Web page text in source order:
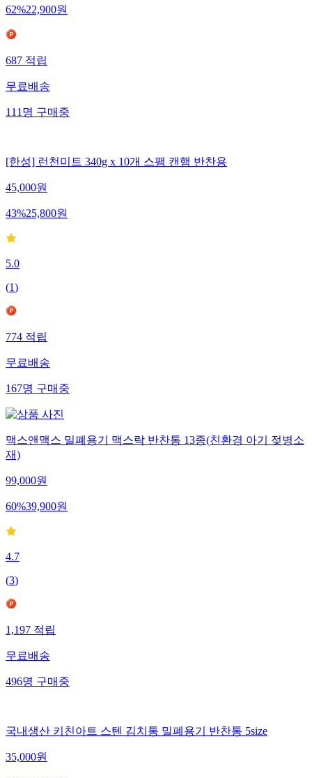
62%22,900원
687 적립
무료배송
111 명 구매중
[한성] 런천미트 340g x 10개 스팸 캔햄 반찬용
45,000원
43%25,800원
5.0
(1)
774 적립
무료배송
167명 구매중
맥스앤맥스 밀폐용기 맥스락 반찬통 13종(친환경 아기 젖병소
재)
99,000원
60%39,900원
4.7
(3)
1,197 적립
무료배송
496명 구매중
국내생산 키친아트 스텐 김치통 밀폐용기 반찬통 5size
35,000원